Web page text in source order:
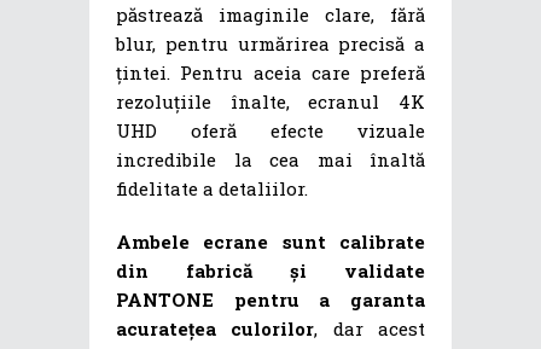
păstrează imaginile clare, fără
blur, pentru urmărirea precisă a
țintei. Pentru aceia care preferă
rezoluțiile înalte, ecranul 4K
UHD oferă efecte vizuale
incredibile la cea mai înaltă
fidelitate a detaliilor.
Ambele ecrane sunt calibrate
din fabrică și validate
PANTONE pentru a garanta
acuratețea culorilor, dar acest